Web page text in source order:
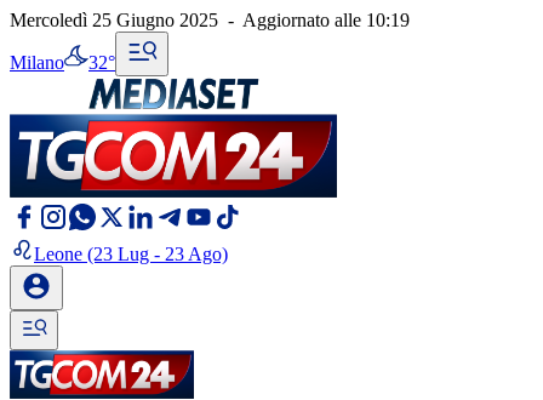
Mercoledì 25 Giugno 2025 - Aggiornato alle 10:19
Milano 32°
Leone (23 Lug - 23 Ago)